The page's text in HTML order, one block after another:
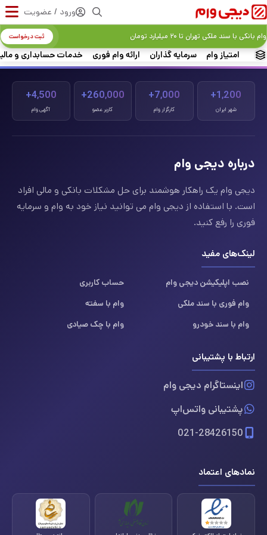
ورود / عضویت
امتیاز وام سرمایه گذاران ارائه وام فوری خدمات حسابداری و
وام بانکی با سند ملکی تهران تا ۲۰ میلیارد تومان ثبت درخواست
1,200+
شهر ایران
7,000+
کارگزار وام
260,000+
کاربر عضو
4,500+
آگهی وام
درباره دیجی وام
دیجی وام یک راهکار هوشمند برای حل مشکلات بانکی و مالی افراد
است. با استفاده از دیجی وام می توانید نیاز خود به وام و سرمایه
فوری را رفع کنید.
لینک‌های مفید
نصب اپلیکیشن دیجی وام
حساب کاربری
وام فوری با سند ملکی
وام با سفته
وام با سند خودرو
وام با چک صیادی
ارتباط با پشتیبانی
اینستاگرام دیجی وام
پشتیبانی واتس‌اپ
021-28426150
نمادهای اعتماد